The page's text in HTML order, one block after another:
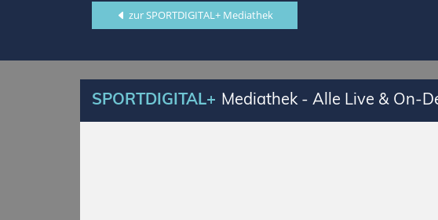
zur SPORTDIGITAL+ Mediathek
SPORTDIGITAL+ Mediathek - Alle Live & On-